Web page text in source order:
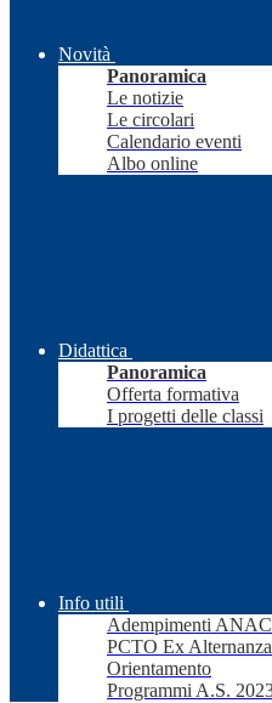
Novità
Panoramica
Le notizie
Le circolari
Calendario eventi
Albo online
Didattica
Panoramica
Offerta formativa
I progetti delle classi
Info utili
Adempimenti ANAC
PCTO Ex
Orientamento
Programmi A.S.